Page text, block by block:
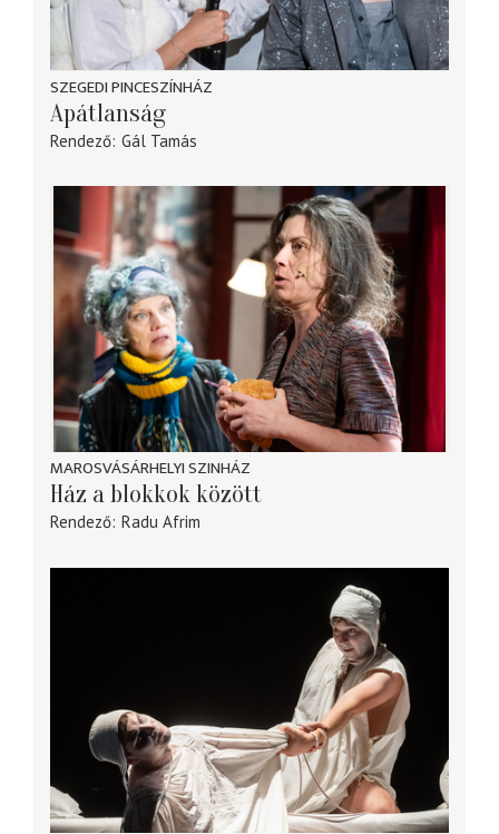
SZEGEDI PINCESZÍNHÁZ
Apátlanság
Rendező Gál Tamás
MAROSVÁSÁRHELYI SZINHÁZ
Ház a blokkok között
Rendező Radu Afrim